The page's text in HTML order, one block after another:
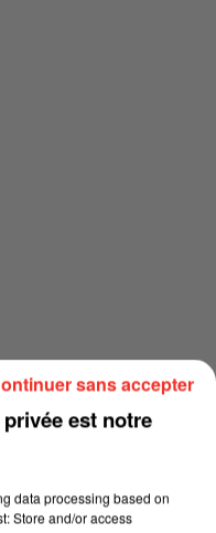
est notre
data processing based on
Store and/or access
sans accepter